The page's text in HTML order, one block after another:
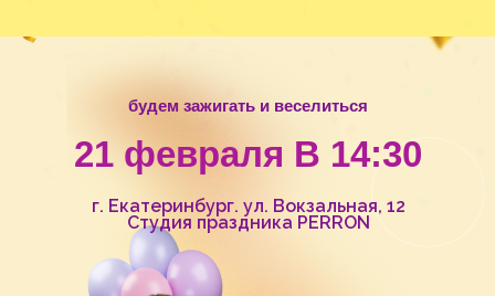
г. Екатеринбург. ул. Вокзальная, 12
Студия праздника PERRON
21 февраля В 14:30
будем зажигать и веселиться